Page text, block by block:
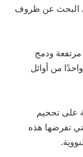
البحث عن ظروف
ودمج
من أوائل
على تحجيم
تفرضها هذه